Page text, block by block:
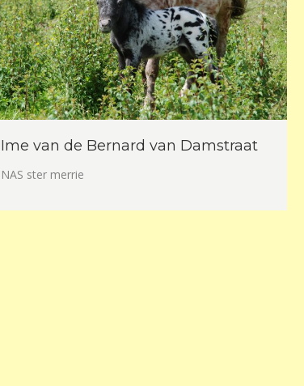
Ime van de Bernard van Damstraat
NAS ster merrie